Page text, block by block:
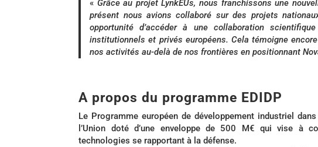
« Grâce au projet LynkEUs, nous franchissons une
présent nous avions collaboré sur des projets
opportunité d’accéder à une collaboration
institutionnels et privés européens. Cela témoigne
nos activités au-delà de nos frontières en positionnant
A propos du programme EDIDP
Le Programme européen de développement industriel
l’Union doté d’une enveloppe de 500 M€ qui vise à
technologies se rapportant à la défense.